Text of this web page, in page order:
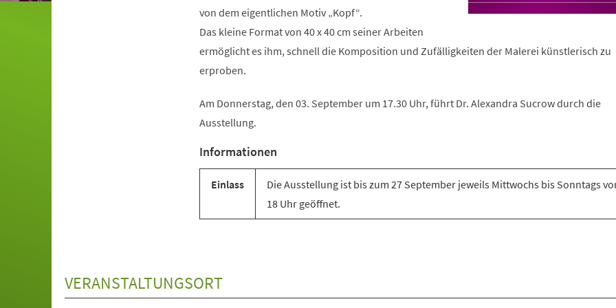
von dem eigentlichen Motiv „Kopf“.
Das kleine Format von 40 x 40 cm seiner Arbeiten
ermöglicht es ihm, schnell die Komposition und Zufälligkeiten der Malerei künstlerisch zu
erproben.
Am Donnerstag, den 03. September um 17.30 Uhr, führt Dr. Alexandra Sucrow durch die
Ausstellung.
Informationen
Einlass
Die Ausstellung ist bis zum 27 September jeweils Mittwochs bis Sonntags
18 Uhr geöffnet.
VERANSTALTUNGSORT